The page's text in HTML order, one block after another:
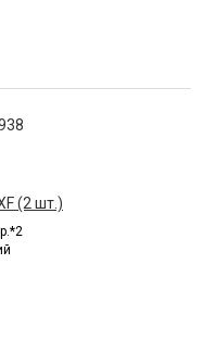
(2 шт.)